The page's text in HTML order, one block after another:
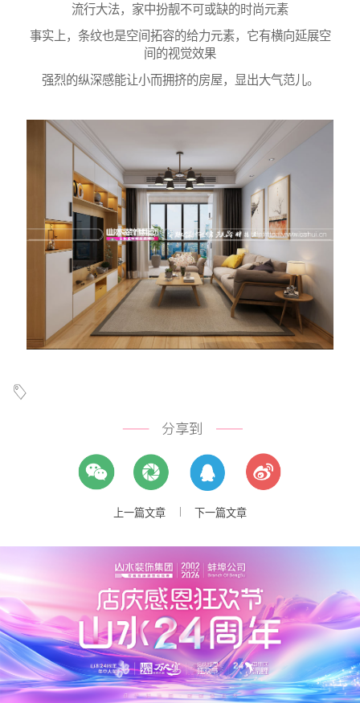
流行大法，家中扮靓不可或缺的时尚元素
事实上，条纹也是空间拓容的给力元素，它有横向延展空
间的视觉效果
强烈的纵深感能让小而拥挤的房屋，显出大气范儿。
上一篇文章 | 下一篇文章